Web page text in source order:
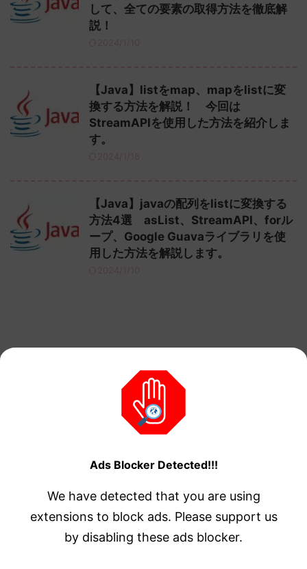
して、全ての要素の取得方法を徹底解
説！
【Java】listをmap、mapをlistに変
換する方法を解説！ 今回は
StreamAPIを使用した方法を紹介しま
す。
【Java】javaの配列をlistに変換する
方法4選 asList、StreamAPI、forル
ープ、Google Guavaライブラリを使
用した方法を解説します。
サルモリ
副業：ブログ、Kindle出版、AI画像系 大学院
を卒業してから、独立系、メーカー系、社内
SE、SESと転職4回してます！ Twitterはコチ
ラ：https://twitter.com/sarumori_books
Ads Blocker Detected!!!
We have detected that you are using
extensions to block ads. Please support us
by disabling these ads blocker.